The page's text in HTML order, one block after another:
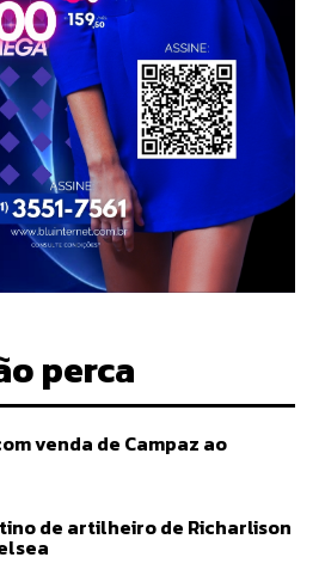
perca
venda de Campaz ao
de artilheiro de Richarlison